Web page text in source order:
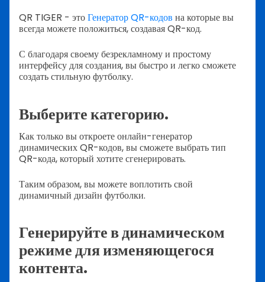
QR TIGER - этоГенератор QR-кодов на которые вы
всегда можете положиться, создавая QR-код.
С благодаря своему безрекламному и простому
интерфейсу для создания, вы быстро и легко сможете
создать стильную футболку.
Выберите категорию.
Как только вы откроете онлайн-генератор
динамических QR-кодов, вы сможете выбрать тип
QR-кода, который хотите сгенерировать.
Таким образом, вы можете воплотить свой
динамичный дизайн футболки.
Генерируйте в динамическом
режиме для изменяющегося
контента.